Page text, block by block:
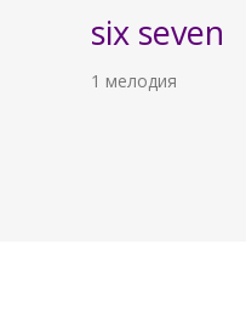
six seven
1 мелодия